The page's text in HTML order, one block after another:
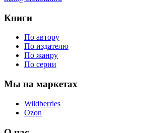
Книги
По автору
По издателю
По жанру
По серии
Мы на маркетах
Wildberries
Ozon